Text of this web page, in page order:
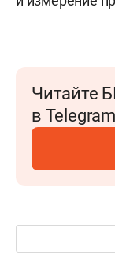
Читайте
в Telegram